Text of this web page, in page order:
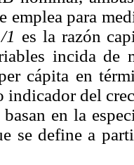
emplea para
1 es la razón
incida de
cápita en
indicador del
basan en la
se define a